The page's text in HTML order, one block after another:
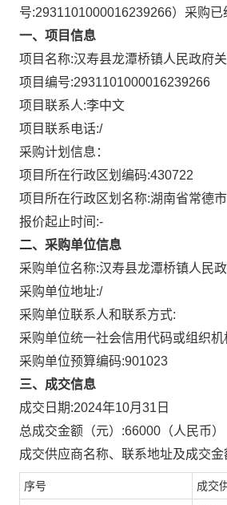
号:2931101000016239266）采购已
一、项目信息
项目名称:汉寿县龙潭桥镇人民政府
项目编号:2931101000016239266
项目联系人:李中文
项目联系电话:/
采购计划信息：
项目所在行政区划编码:430722
项目所在行政区划名称:湖南省常德
报价起止时间:-
二、采购单位信息
采购单位名称:汉寿县龙潭桥镇人民
采购单位地址:/
采购单位联系人和联系方式:
采购单位统一社会信用代码或组织机
采购单位预算编码:901023
三、成交信息
成交日期:2024年10月31日
总成交金额（元）:66000 （人民币）
成交供应商名称、联系地址及成交金
序号 成交